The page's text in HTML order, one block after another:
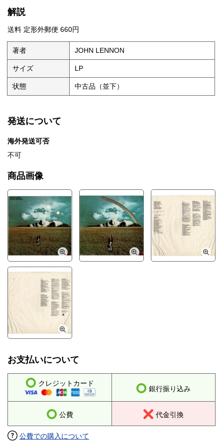
解説
送料 定形外郵便 660円
著者 JOHN LENNON
サイズ LP
状態 中古品（並下）
発送について
海外発送可否
不可
商品画像
お支払いについて
クレジットカード
銀行振り込み
公費 代金引換
公費での購入について